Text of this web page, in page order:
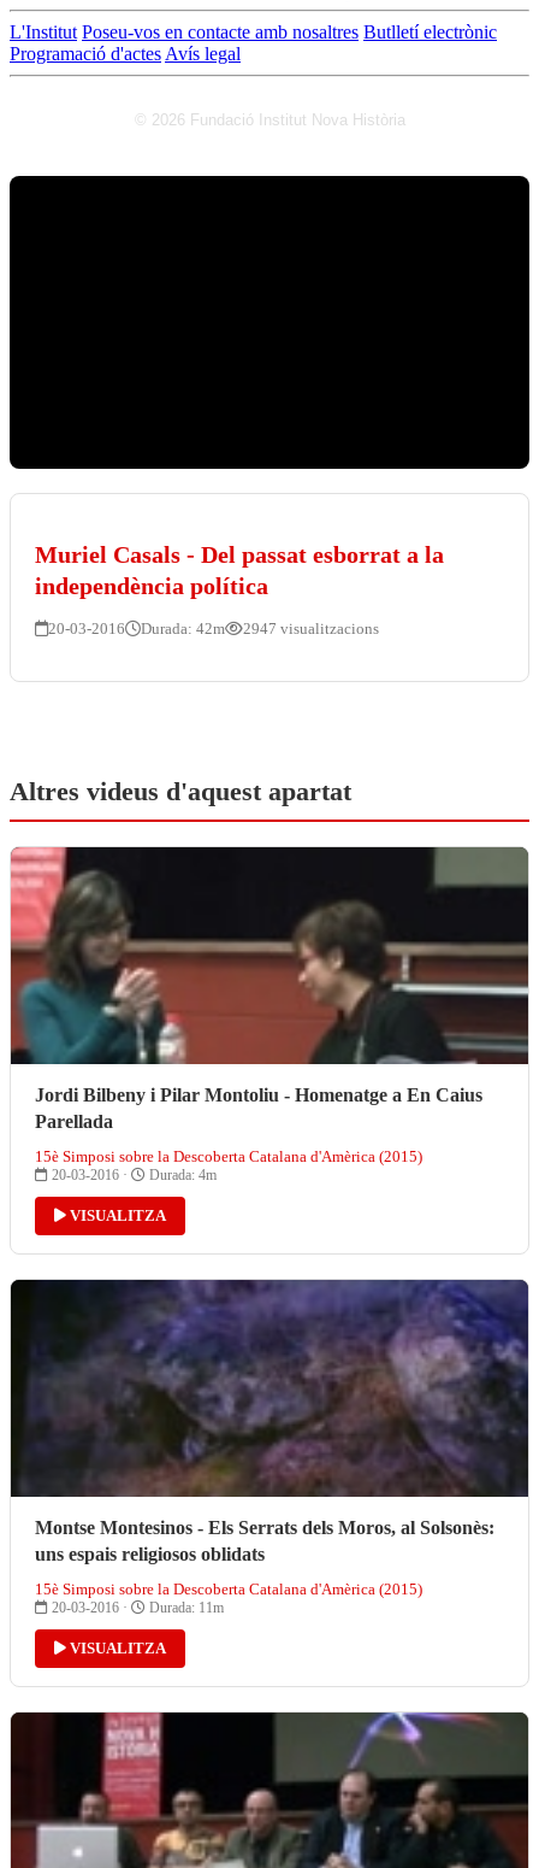
L'Institut Poseu-vos en contacte amb nosaltres Butlletí electrònic
Programació d'actes Avís legal
© 2026 Fundació Institut Nova Història
Muriel Casals - Del passat esborrat a la
independència política
20-03-2016 Durada: 42m 2947 visualitzacions
Altres videus d'aquest apartat
Jordi Bilbeny i Pilar Montoliu - Homenatge a En Caius
Parellada
15è Simposi sobre la Descoberta Catalana d'Amèrica (2015)
20-03-2016 · Durada: 4m
VISUALITZA
Montse Montesinos - Els Serrats dels Moros, al Solsonès:
uns espais religiosos oblidats
15è Simposi sobre la Descoberta Catalana d'Amèrica (2015)
20-03-2016 · Durada: 11m
VISUALITZA